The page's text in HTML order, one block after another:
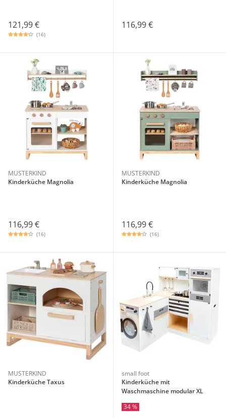
121,99 €
(16)
116,99 €
MUSTERKIND
Kinderküche Magnolia
116,99 €
(16)
MUSTERKIND
Kinderküche Magnolia
116,99 €
(16)
MUSTERKIND
Kinderküche Taxus
small foot
Kinderküche mit
Waschmaschine modular XL
34 %